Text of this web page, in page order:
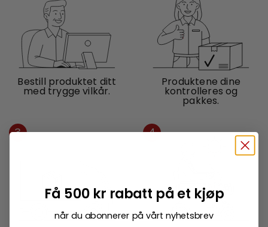
Bestill produktet ditt
med trygge vilkår.
Produktene dine
kontrolleres og
pakkes.
3 4
Få 500 kr rabatt på et kjøp
når du abonnerer på vårt nyhetsbrev